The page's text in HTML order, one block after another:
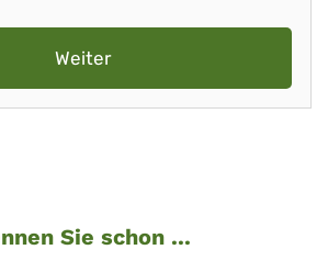
Weiter
Sie schon ...